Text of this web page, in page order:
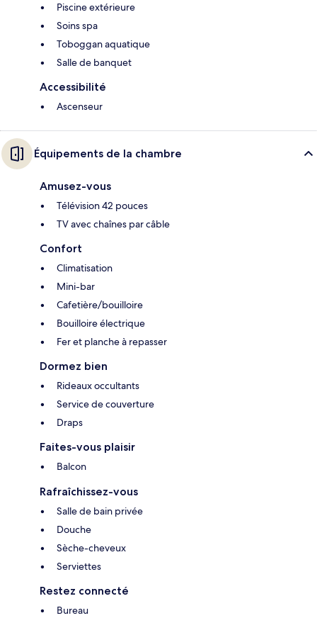
Piscine extérieure
Soins spa
Toboggan aquatique
Salle de banquet
Accessibilité
Ascenseur
Équipements de la chambre
Amusez-vous
Télévision 42 pouces
TV avec chaînes par câble
Confort
Climatisation
Mini-bar
Cafetière/bouilloire
Bouilloire électrique
Fer et planche à repasser
Dormez bien
Rideaux occultants
Service de couverture
Draps
Faites-vous plaisir
Balcon
Rafraîchissez-vous
Salle de bain privée
Douche
Sèche-cheveux
Serviettes
Restez connecté
Bureau